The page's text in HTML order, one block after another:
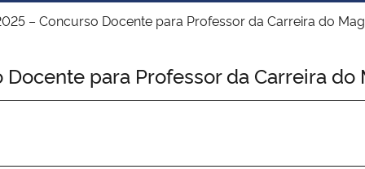
Desenvolvimento Regional
União
Advocacia-Geral da União Banco Central do Brasil
– Concurso Docente para Professor da Carreira do
para Professor da Carreira